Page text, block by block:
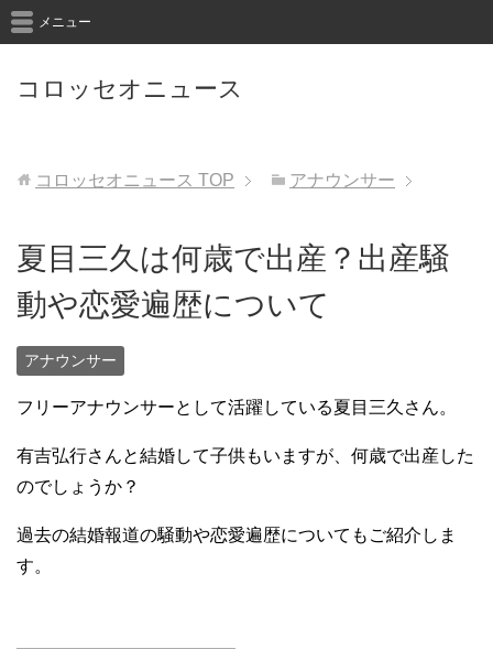
コロッセオニュース
メニュー
コロッセオニュース TOP アナウンサー
夏目三久は何歳で出産？出産騒
動や恋愛遍歴について
アナウンサー
フリーアナウンサーとして活躍している夏目三久さん。
有吉弘行さんと結婚して子供もいますが、何歳で出産した
のでしょうか？
過去の結婚報道の騒動や恋愛遍歴についてもご紹介しま
す。